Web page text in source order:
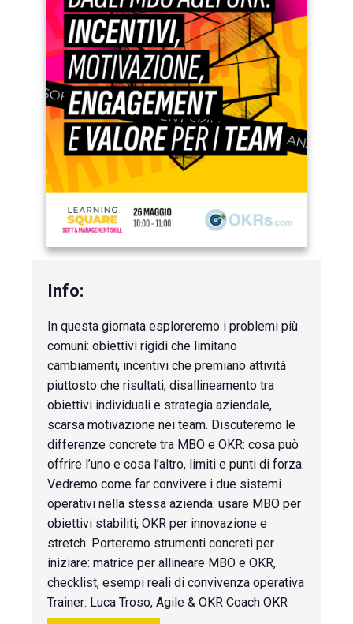
In questa giornata esploreremo i problemi più
comuni: obiettivi rigidi che limitano
cambiamenti, incentivi che premiano attività
piuttosto che risultati, disallineamento tra
obiettivi individuali e strategia aziendale,
scarsa motivazione nei team. Discuteremo le
differenze concrete tra MBO e OKR: cosa può
offrire l’uno e cosa l’altro, limiti e punti di forza.
Vedremo come far convivere i due sistemi
operativi nella stessa azienda: usare MBO per
obiettivi stabiliti, OKR per innovazione e
stretch. Porteremo strumenti concreti per
iniziare: matrice per allineare MBO e OKR,
checklist, esempi reali di convivenza operativa
Trainer: Luca Troso, Agile & OKR Coach OKR